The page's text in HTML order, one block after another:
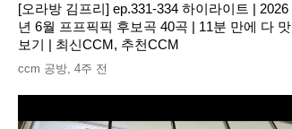
[오라방 김프리] ep.331-334 하이라이트 | 2026
년 6월 프프픽픽 후보곡 40곡 | 11분 만에 다 맛
보기 | 최신CCM, 추천CCM
ccm 공방, 4주 전